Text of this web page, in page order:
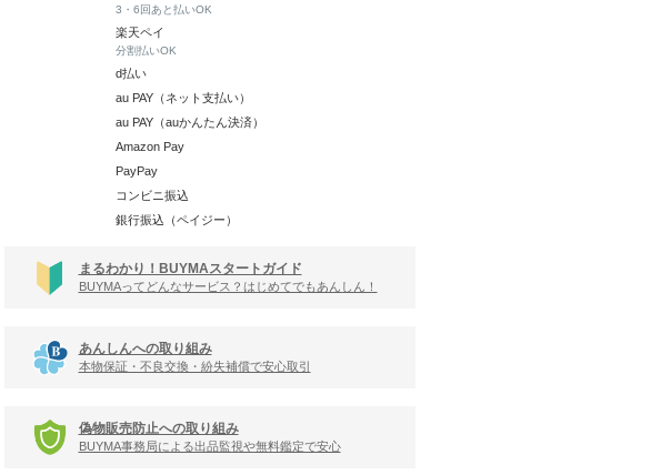
3・6回あと払いOK
楽天ペイ
分割払いOK
d払い
au PAY（ネット支払い）
au PAY（auかんたん決済）
Amazon Pay
PayPay
コンビニ振込
銀行振込（ペイジー）
まるわかり！BUYMAスタートガイド
BUYMAってどんなサービス？はじめてでもあんしん！
あんしんへの取り組み
本物保証・不良交換・紛失補償で安心取引
偽物販売防止への取り組み
BUYMA事務局による出品監視や無料鑑定で安心